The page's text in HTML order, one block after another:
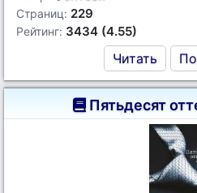
Страниц: 229
Рейтинг: 3434 (4.55)
Читать
Пятьдесят